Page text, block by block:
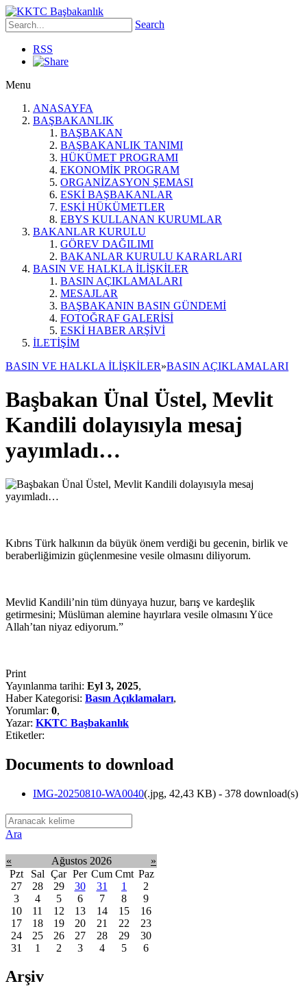
Search
RSS
Menu
ANASAYFA
BAŞBAKANLIK
BAŞBAKAN
BAŞBAKANLIK TANIMI
HÜKÜMET PROGRAMI
EKONOMİK PROGRAM
ORGANİZASYON ŞEMASI
ESKİ BAŞBAKANLAR
ESKİ HÜKÜMETLER
EBYS KULLANAN KURUMLAR
BAKANLAR KURULU
GÖREV DAĞILIMI
BAKANLAR KURULU KARARLARI
BASIN VE HALKLA İLİŞKİLER
BASIN AÇIKLAMALARI
MESAJLAR
BAŞBAKANIN BASIN GÜNDEMİ
FOTOĞRAF GALERİSİ
ESKİ HABER ARŞİVİ
İLETİŞİM
BASIN VE HALKLA İLİŞKİLER»BASIN AÇIKLAMALARI
Başbakan Ünal Üstel, Mevlit
Kandili dolayısıyla mesaj
yayımladı…
Kıbrıs Türk halkının da büyük önem verdiği bu gecenin, birlik ve
beraberliğimizin güçlenmesine vesile olmasını diliyorum.
Mevlid Kandili’nin tüm dünyaya huzur, barış ve kardeşlik
getirmesini; Müslüman alemine hayırlara vesile olmasını Yüce
Allah’tan niyaz ediyorum.”
Print
Yayınlanma tarihi: Eyl 3, 2025,
Haber Kategorisi: Basın Açıklamaları,
Yorumlar: 0,
Yazar: KKTC Başbakanlık
Etiketler:
Documents to download
IMG-20250810-WA0040(.jpg, 42,43 KB) - 378 download(s)
Ara
« Ağustos 2026
»
Pzt
Sal Çar Per Cum Cmt Paz
27
28 29 30 31 1
2
3
4 5 6 7 8
9
10
11 12 13 14 15
16
17
18 19 20 21 22
23
24
25 26 27 28 29
30
31
1 2 3 4 5 6
Arşiv